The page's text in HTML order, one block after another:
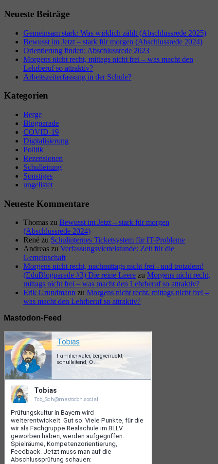
Neueste Beiträge
Gemeinsam stark: Was wirklich zählt (Abschlussrede 2025)
Bewusst im Jetzt – stark für morgen (Abschlussrede 2024)
Orientierung finden: Abschlussrede 2023
Morgens nicht recht, mittags nicht frei – was macht den
Lehrberuf so attraktiv?
Arbeitszeiterfassung in der Schule?
Kategorien
Berge
Blogparade
COVID-19
Digitalisierung
Politik
Rezensionen
Schulleitung
Sonstiges
ungelistet
Neueste Kommentare
Thomas zu Bewusst im Jetzt – stark für morgen
(Abschlussrede 2024)
René zu Schulinternes Ticketsystem für IT-Probleme
Andreas zu Verfassungsviertelstunde: Zeit für die
Gemeinschaft
Morgens nicht recht, nachmittags nicht frei - und trotzdem!
(EduBlogparade #3) Die reine Leere zu Morgens nicht recht,
mittags nicht frei – was macht den Lehrberuf so attraktiv?
Erik Grundmann zu Morgens nicht recht, mittags nicht frei –
was macht den Lehrberuf so attraktiv?
Mastodon-Feed